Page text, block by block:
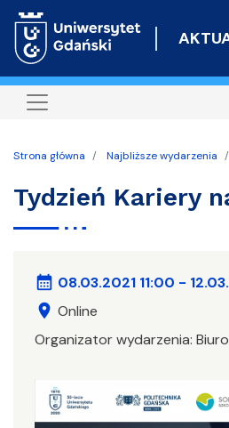
do
Strona główna Najbliższe wydarzenia
Tydzień Kariery
calendar_month 08.03.2021 11:00 -
location_on Online
Organizator wydarzenia:
Image